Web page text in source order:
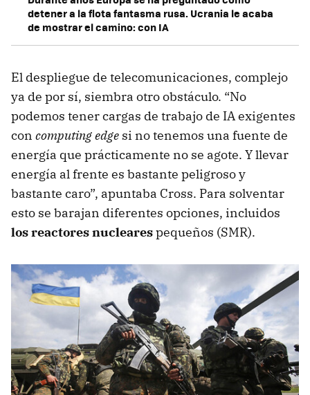
detener a la flota fantasma rusa. Ucrania le acaba
de mostrar el camino: con IA
El despliegue de telecomunicaciones, complejo
ya de por sí, siembra otro obstáculo. “No
podemos tener cargas de trabajo de IA exigentes
con computing edge si no tenemos una fuente de
energía que prácticamente no se agote. Y llevar
energía al frente es bastante peligroso y
bastante caro”, apuntaba Cross. Para solventar
esto se barajan diferentes opciones, incluidos
los reactores nuclearespequeños (SMR).